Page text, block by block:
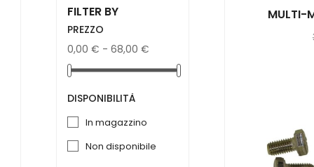
FILTER BY
PREZZO
0,00 € - 68,00 €
DISPONIBILITÀ
in magazzino
non disponibile
MULTI-